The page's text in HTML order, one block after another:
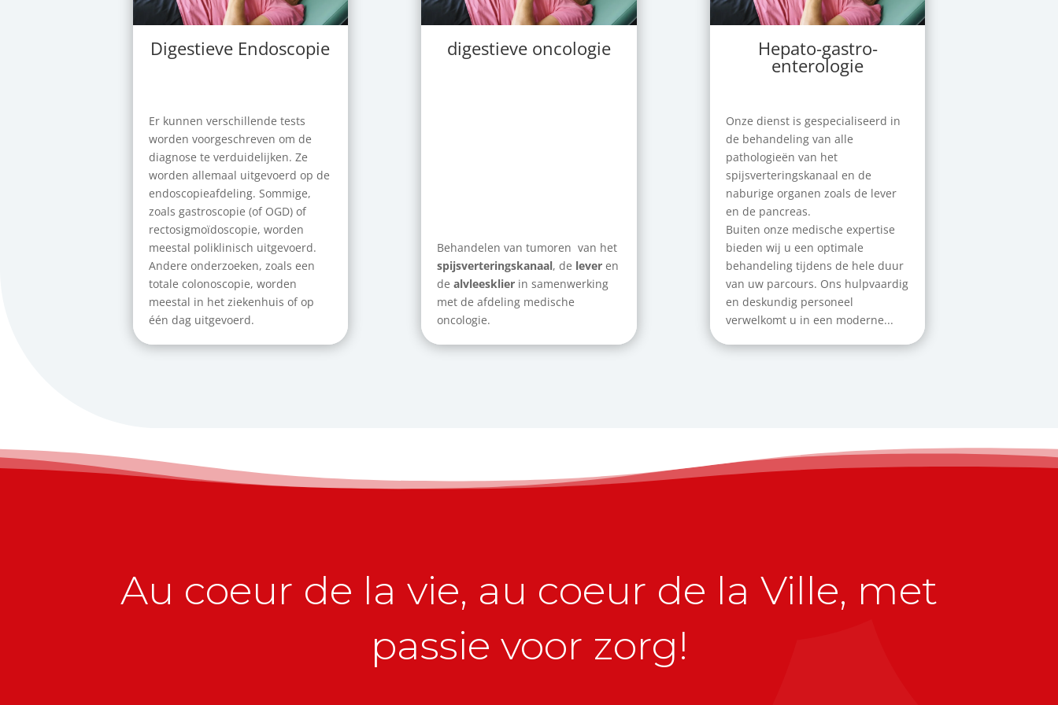
Digestieve Endoscopie
Er kunnen verschillende tests
worden voorgeschreven om de
diagnose te verduidelijken. Ze
worden allemaal uitgevoerd op de
endoscopieafdeling. Sommige,
zoals gastroscopie (of OGD) of
rectosigmoïdoscopie, worden
meestal poliklinisch uitgevoerd.
Andere onderzoeken, zoals een
totale colonoscopie, worden
meestal in het ziekenhuis of op
één dag uitgevoerd.
digestieve oncologie
Behandelen van tumoren van het
spijsverteringskanaal, de lever en
dealvleesklier in samenwerking
met de afdeling medische
oncologie.
Hepato-gastro-
enterologie
Onze dienst is gespecialiseerd in
de behandeling van alle
pathologieën van het
spijsverteringskanaal en de
naburige organen zoals de lever
en de pancreas.
Buiten onze medische expertise
bieden wij u een optimale
behandeling tijdens de hele duur
van uw parcours. Ons hulpvaardig
en deskundig personeel
verwelkomt u in een moderne...
Au coeur de la vie, au coeur de la Ville, met
passie voor zorg!